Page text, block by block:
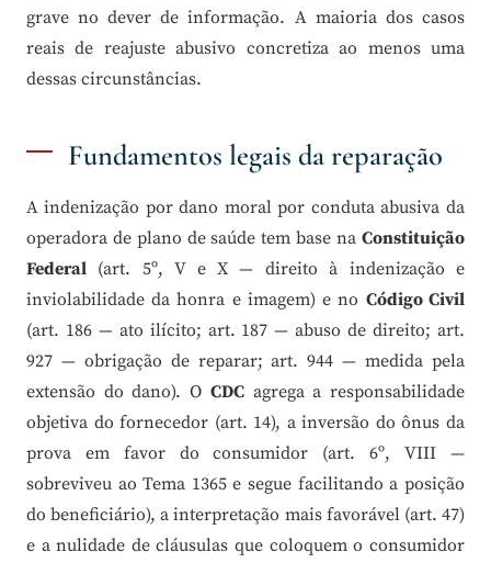
grave no dever de informação. A maioria dos casos
reais de reajuste abusivo concretiza ao menos uma
dessas circunstâncias.
Fundamentos legais da reparação
A indenização por dano moral por conduta abusiva da
operadora de plano de saúde tem base na Constituição
Federal (art. 5º, V e X — direito à indenização e
inviolabilidade da honra e imagem) e no Código Civil
(art. 186 — ato ilícito; art. 187 — abuso de direito; art.
927 — obrigação de reparar; art. 944 — medida pela
extensão do dano). O CDCagrega a responsabilidade
objetiva do fornecedor (art. 14), a inversão do ônus da
prova em favor do consumidor (art. 6º, VIII —
sobreviveu ao Tema 1365 e segue facilitando a posição
do beneficiário), a interpretação mais favorável (art. 47)
e a nulidade de cláusulas que coloquem o consumidor